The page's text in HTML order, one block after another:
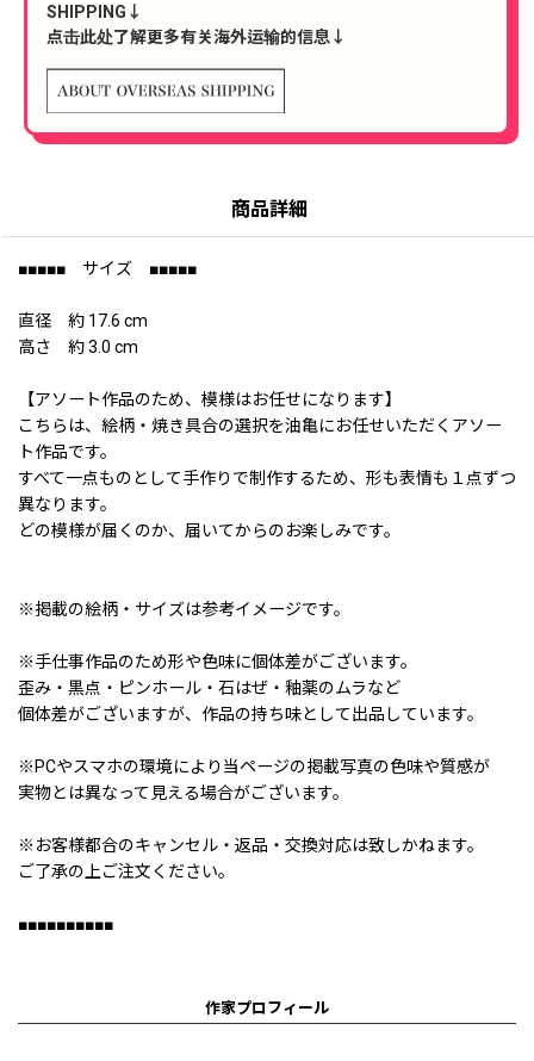
SHIPPING↓
点击此处了解更多有关海外运输的信息↓
商品詳細
■■■■■ サイズ ■■■■■
直径 約 17.6 cm
高さ 約 3.0 cm
【アソート作品のため、模様はお任せになります】
こちらは、絵柄・焼き具合の選択を油亀にお任せいただくアソー
ト作品です。
すべて一点ものとして手作りで制作するため、形も表情も１点ずつ
異なります。
どの模様が届くのか、届いてからのお楽しみです。
※掲載の絵柄・サイズは参考イメージです。
※手仕事作品のため形や色味に個体差がございます。
歪み・黒点・ピンホール・石はぜ・釉薬のムラなど
個体差がございますが、作品の持ち味として出品しています。
※PCやスマホの環境により当ページの掲載写真の色味や質感が
実物とは異なって見える場合がございます。
※お客様都合のキャンセル・返品・交換対応は致しかねます。
ご了承の上ご注文ください。
■■■■■■■■■■
作家プロフィール